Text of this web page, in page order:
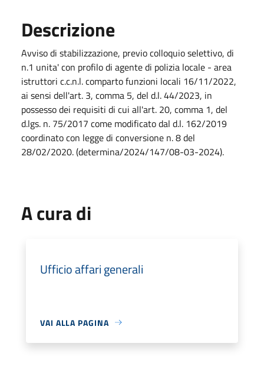
Descrizione
Avviso di stabilizzazione, previo colloquio selettivo, di
n.1 unita' con profilo di agente di polizia locale - area
istruttori c.c.n.l. comparto funzioni locali 16/11/2022,
ai sensi dell'art. 3, comma 5, del d.l. 44/2023, in
possesso dei requisiti di cui all'art. 20, comma 1, del
d.lgs. n. 75/2017 come modificato dal d.l. 162/2019
coordinato con legge di conversione n. 8 del
28/02/2020. (determina/2024/147/08-03-2024).
A cura di
Ufficio affari generali
VAI ALLA PAGINA